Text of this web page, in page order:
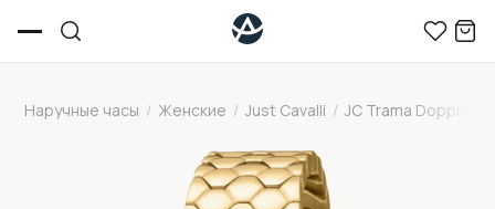
Наручные часы / Женские / Just Cavalli / JC Trama Doppio